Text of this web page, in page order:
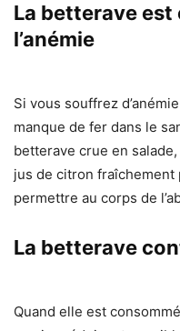
La betterave
l’anémie
Si vous souffrez
manque de fer dans le
betterave crue en
jus de citron
permettre au corps de
La betterave
Quand elle est